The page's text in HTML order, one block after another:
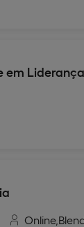
em
Online,